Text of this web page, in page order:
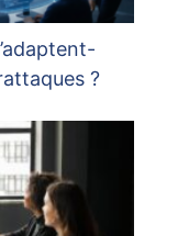
?